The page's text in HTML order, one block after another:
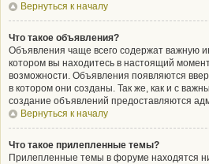
Вернуться к началу
Что такое объявления?
Объявления чаще всего содержат важную
котором вы находитесь в настоящий
возможности. Объявления появляются
в котором они созданы. Так же, как и с
создание объявлений предоставляются
Вернуться к началу
Что такое прилепленные темы?
Прилепленные темы в форуме находятся